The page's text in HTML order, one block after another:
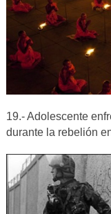
19.- Adolescente
durante la rebelión